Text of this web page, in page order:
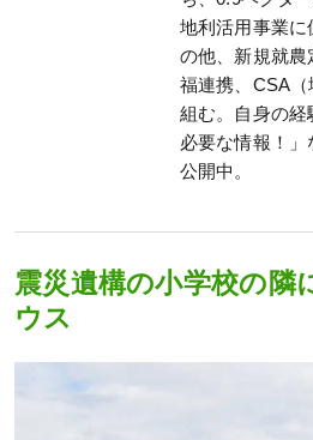
地利活用事業に
の他、新規就農
福連携、CSA（
組む。自身の経
必要な情報！
公開中。
震災遺構の小学校の隣
ウス